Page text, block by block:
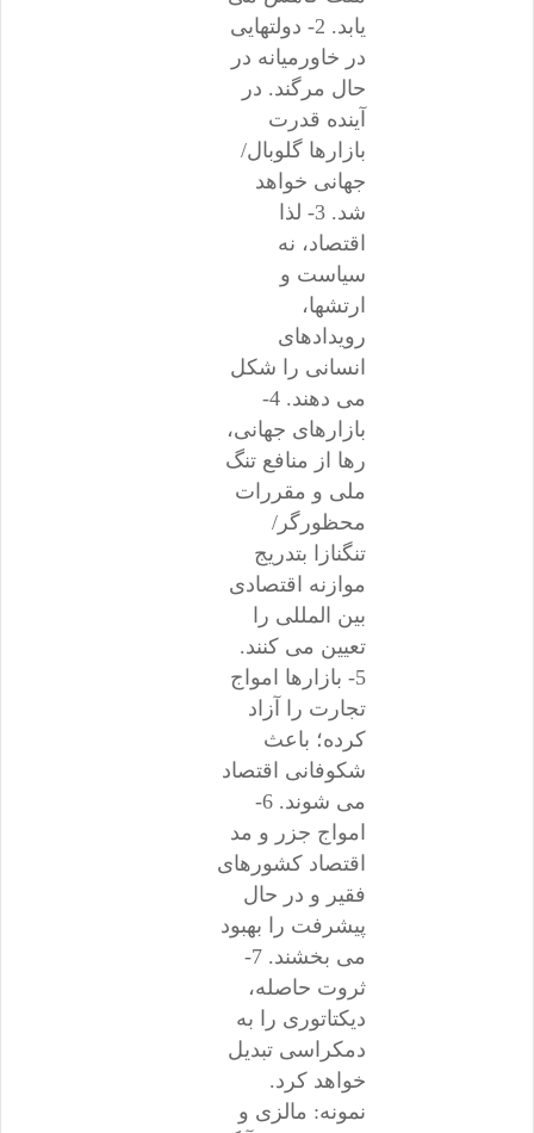
یابد. 2- دولتهایی
در خاورمیانه در
حال مرگند. در
آینده قدرت
بازارها گلوبال/
جهانی خواهد
شد. 3- لذا
اقتصاد، نه
سیاست و
ارتشها،
رویدادهای
انسانی را شکل
می دهند. 4-
بازارهای جهانی،
رها از منافع تنگ
ملی و مقررات
محظورگر/
تنگنازا بتدریج
موازنه اقتصادی
بین المللی را
تعیین می کنند.
5- بازارها امواج
تجارت را آزاد
کرده؛ باعث
شکوفانی اقتصاد
می شوند. 6-
امواج جزر و مد
اقتصاد کشورهای
فقیر و در حال
پیشرفت را بهبود
می بخشند. 7-
ثروت حاصله،
دیکتاتوری را به
دمکراسی تبدیل
خواهد کرد.
نمونه: مالزی و